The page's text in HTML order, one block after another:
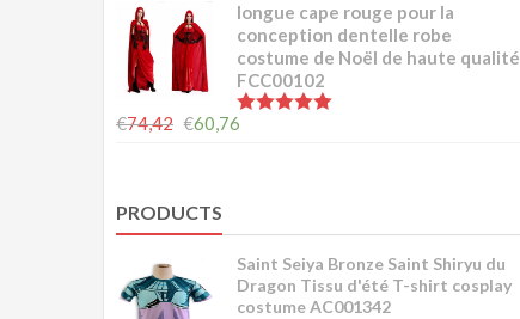
longue cape rouge pour la
conception dentelle robe
costume de Noël de haute qualité
FCC00102
€74,42 €60,76
PRODUCTS
Saint Seiya Bronze Saint Shiryu du
Dragon Tissu d'été T-shirt cosplay
costume AC001342